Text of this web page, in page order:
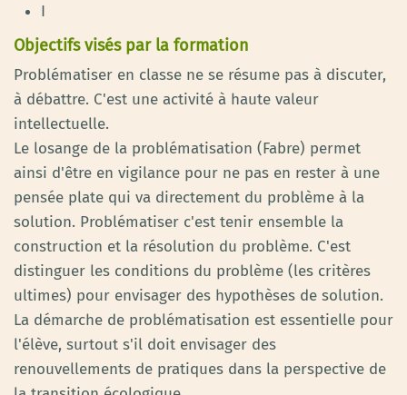
I
Objectifs visés par la formation
Problématiser en classe ne se résume pas à discuter,
à débattre. C'est une activité à haute valeur
intellectuelle.
Le losange de la problématisation (Fabre) permet
ainsi d'être en vigilance pour ne pas en rester à une
pensée plate qui va directement du problème à la
solution. Problématiser c'est tenir ensemble la
construction et la résolution du problème. C'est
distinguer les conditions du problème (les critères
ultimes) pour envisager des hypothèses de solution.
La démarche de problématisation est essentielle pour
l'élève, surtout s'il doit envisager des
renouvellements de pratiques dans la perspective de